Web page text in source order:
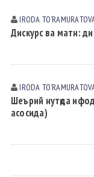
IRODA
Дискурс ва матн:
IRODA
Шеърий нутқда
асосида)